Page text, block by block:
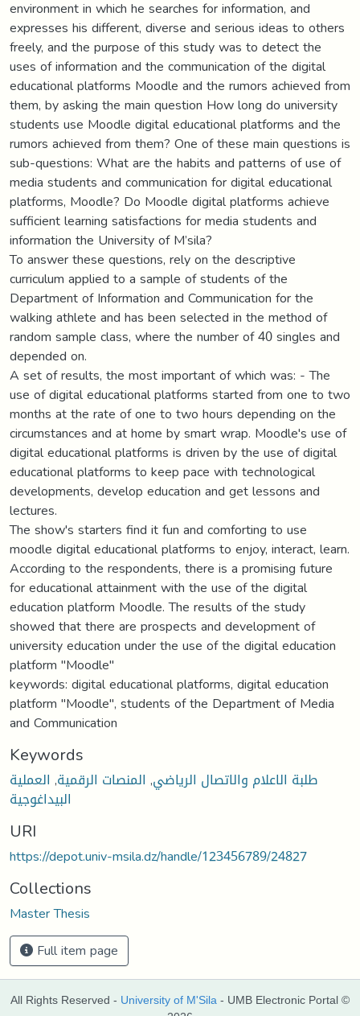
environment in which he searches for information, and
expresses his different, diverse and serious ideas to others
freely, and the purpose of this study was to detect the
uses of information and the communication of the digital
educational platforms Moodle and the rumors achieved from
them, by asking the main question How long do university
students use Moodle digital educational platforms and the
rumors achieved from them? One of these main questions is
sub-questions: What are the habits and patterns of use of
media students and communication for digital educational
platforms, Moodle? Do Moodle digital platforms achieve
sufficient learning satisfactions for media students and
information the University of M’sila?
To answer these questions, rely on the descriptive
curriculum applied to a sample of students of the
Department of Information and Communication for the
walking athlete and has been selected in the method of
random sample class, where the number of 40 singles and
depended on.
A set of results, the most important of which was: - The
use of digital educational platforms started from one to two
months at the rate of one to two hours depending on the
circumstances and at home by smart wrap. Moodle's use of
digital educational platforms is driven by the use of digital
educational platforms to keep pace with technological
developments, develop education and get lessons and
lectures.
The show's starters find it fun and comforting to use
moodle digital educational platforms to enjoy, interact, learn.
According to the respondents, there is a promising future
for educational attainment with the use of the digital
education platform Moodle. The results of the study
showed that there are prospects and development of
university education under the use of the digital education
platform "Moodle"
keywords: digital educational platforms, digital education
platform "Moodle", students of the Department of Media
and Communication
Keywords
طلبة الاعلام والاتصال الرياضي, المنصات الرقمية, العملية
البيداغوجية
URI
https://depot.univ-msila.dz/handle/123456789/24827
Collections
Master Thesis
Full item page
All Rights Reserved - University of M'Sila - UMB Electronic Portal ©